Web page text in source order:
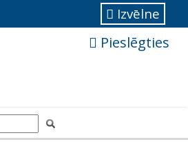
Izvēlne
Pieslēgties